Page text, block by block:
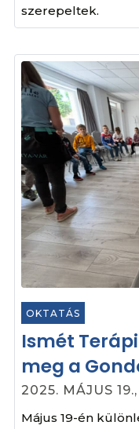
szerepeltek.
OKTATÁS
Ismét
meg a
2025. MÁJUS
Május 19-én